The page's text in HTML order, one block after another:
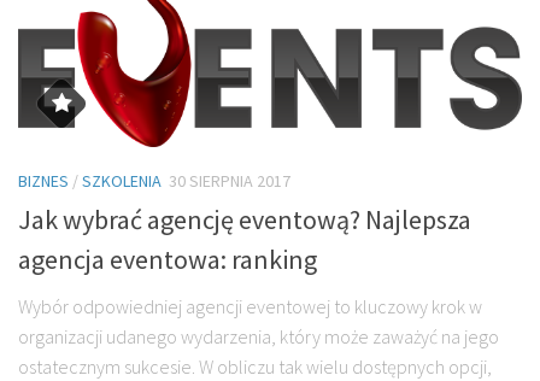
BIZNES /SZKOLENIA 30 SIERPNIA 2017
Jak wybrać agencję eventową? Najlepsza
agencja eventowa: ranking
Wybór odpowiedniej agencji eventowej to kluczowy krok w
organizacji udanego wydarzenia, który może zaważyć na jego
ostatecznym sukcesie. W obliczu tak wielu dostępnych opcji,